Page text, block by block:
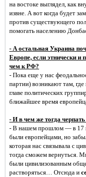
на востоке выглядел, как
извне. А вот когда будет
против существующего
помогать населению
- А остальная Украина
Европе, если этнически и
чем к РФ?
- Пока еще у нас
партии) возникают там,
главе политических
ближайшее время
- И в чем же тогда
- В нашем прошлом — в 17
были европейцами, но
которая нас связывала с
тогда сможем вернуться.
были цивилизованным
растворяться… Отсюда и